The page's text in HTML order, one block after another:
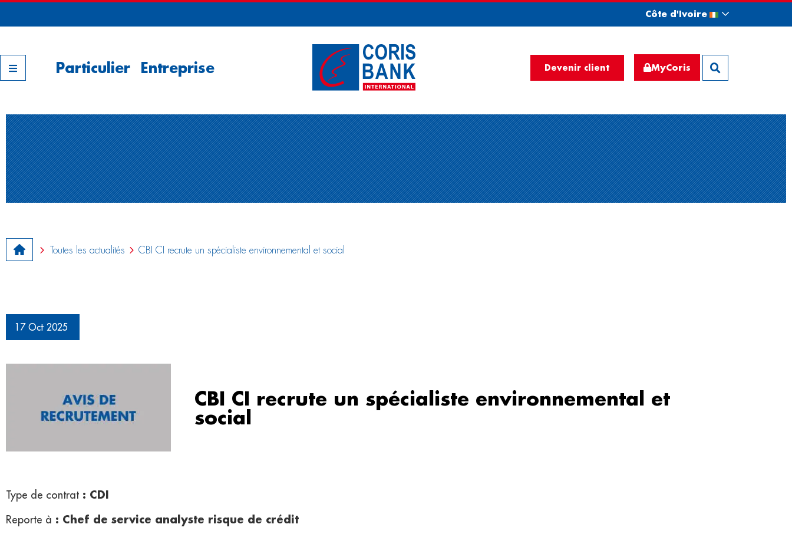
Nos filiales
Côte d'Ivoire
Particulier Entreprise Devenir client MyCoris
Toutes les actualités CBI CI recrute un spécialiste environnemental et social
17 Oct 2025
CBI CI recrute un spécialiste environnemental et
social
Type de contrat : CDI
Reporte à : Chef de service analyste risque de crédit